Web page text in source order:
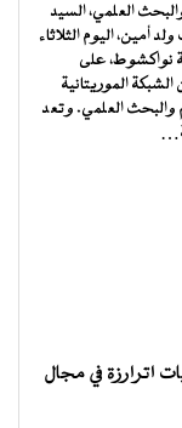
العلمي، السيد
أمين، اليوم الثلاثاء
نواكشوط، على
الموريتانية
والبحث العلمي. وتعد
اترارزة في مجال